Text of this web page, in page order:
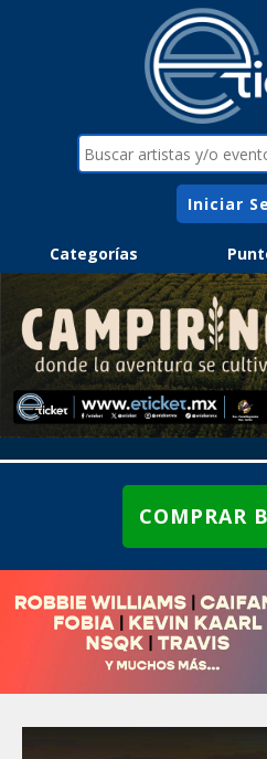
Iniciar
Categorías
COMPRAR